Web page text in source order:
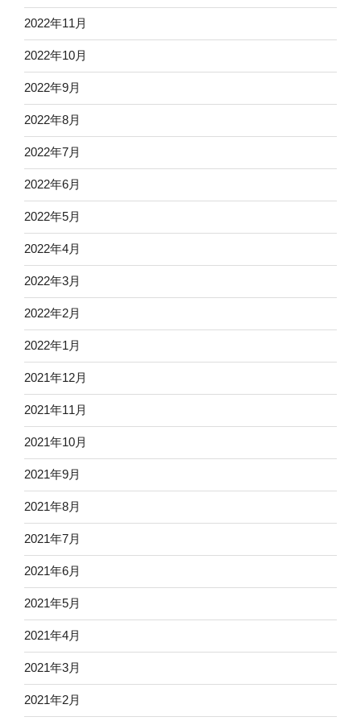
2022年11月
2022年10月
2022年9月
2022年8月
2022年7月
2022年6月
2022年5月
2022年4月
2022年3月
2022年2月
2022年1月
2021年12月
2021年11月
2021年10月
2021年9月
2021年8月
2021年7月
2021年6月
2021年5月
2021年4月
2021年3月
2021年2月